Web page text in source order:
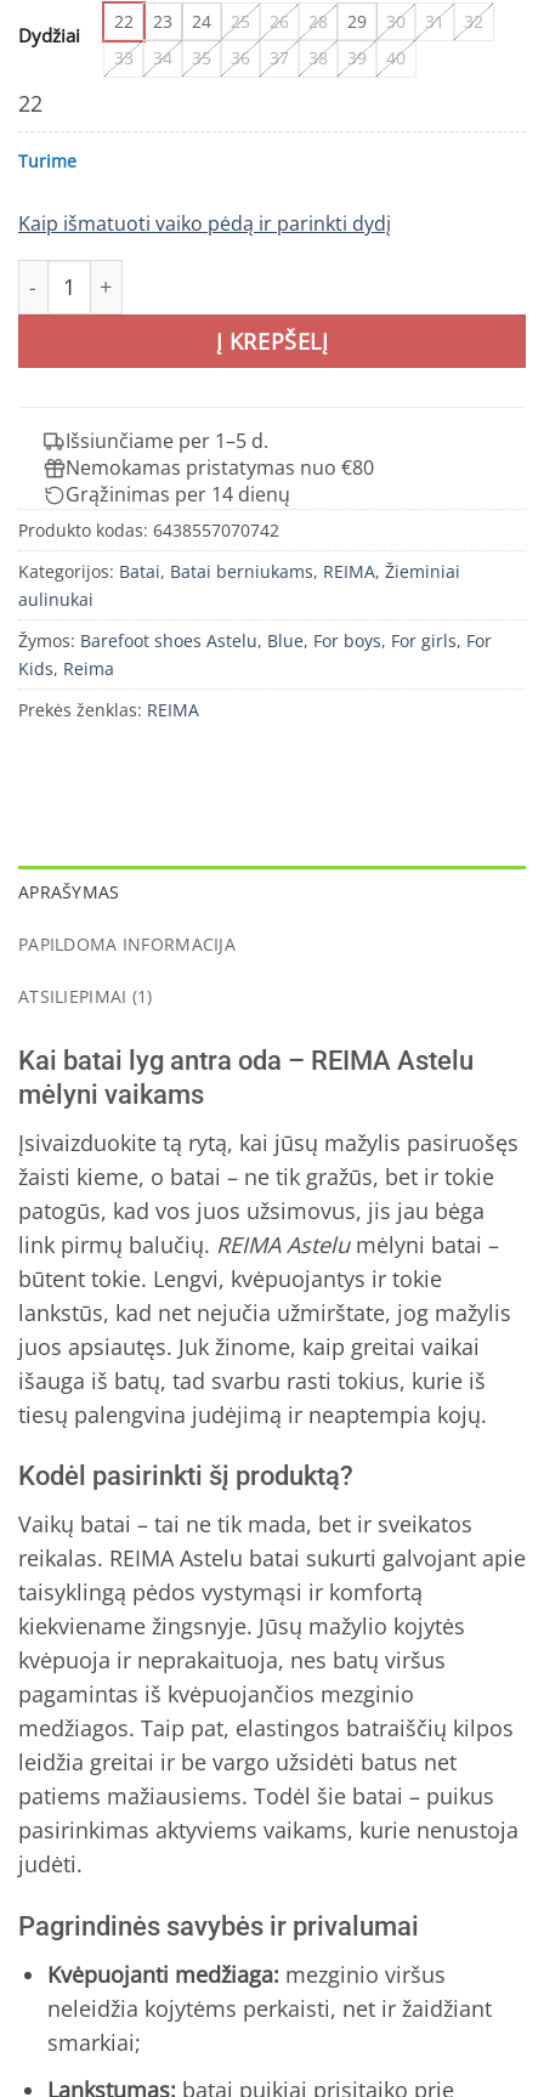
Dydžiai
22 23 24 25 26 28 29 30 31
32
33
34 35 36 37 38 39 40
22
Turime
Kaip išmatuoti vaiko pėdą ir parinkti dydį
produkto kiekis: REIMA Astelu mėlyni batai vaikams
Į KREPŠELĮ
Išsiunčiame per 1–5 d.
Nemokamas pristatymas nuo €80
Grąžinimas per 14 dienų
Produkto kodas: 6438557070742
Kategorijos: Batai, Batai berniukams, REIMA, Žieminiai
aulinukai
Žymos: Barefoot shoes Astelu, Blue, For boys, For girls, For
Kids, Reima
Prekės ženklas: REIMA
APRAŠYMAS
PAPILDOMA INFORMACIJA
ATSILIEPIMAI (1)
Kai batai lyg antra oda – REIMA Astelu
mėlyni vaikams
Įsivaizduokite tą rytą, kai jūsų mažylis pasiruošęs
žaisti kieme, o batai – ne tik gražūs, bet ir tokie
patogūs, kad vos juos užsimovus, jis jau bėga
link pirmų balučių. REIMA Astelumėlyni batai –
būtent tokie. Lengvi, kvėpuojantys ir tokie
lankstūs, kad net nejučia užmirštate, jog mažylis
juos apsiautęs. Juk žinome, kaip greitai vaikai
išauga iš batų, tad svarbu rasti tokius, kurie iš
tiesų palengvina judėjimą ir neaptempia kojų.
Kodėl pasirinkti šį produktą?
Vaikų batai – tai ne tik mada, bet ir sveikatos
reikalas. REIMA Astelu batai sukurti galvojant apie
taisyklingą pėdos vystymąsi ir komfortą
kiekviename žingsnyje. Jūsų mažylio kojytės
kvėpuoja ir neprakaituoja, nes batų viršus
pagamintas iš kvėpuojančios mezginio
medžiagos. Taip pat, elastingos batraiščių kilpos
leidžia greitai ir be vargo užsidėti batus net
patiems mažiausiems. Todėl šie batai – puikus
pasirinkimas aktyviems vaikams, kurie nenustoja
judėti.
Pagrindinės savybės ir privalumai
Kvėpuojanti medžiaga: mezginio viršus
neleidžia kojytėms perkaisti, net ir žaidžiant
smarkiai;
Lankstumas: batai puikiai prisitaiko prie